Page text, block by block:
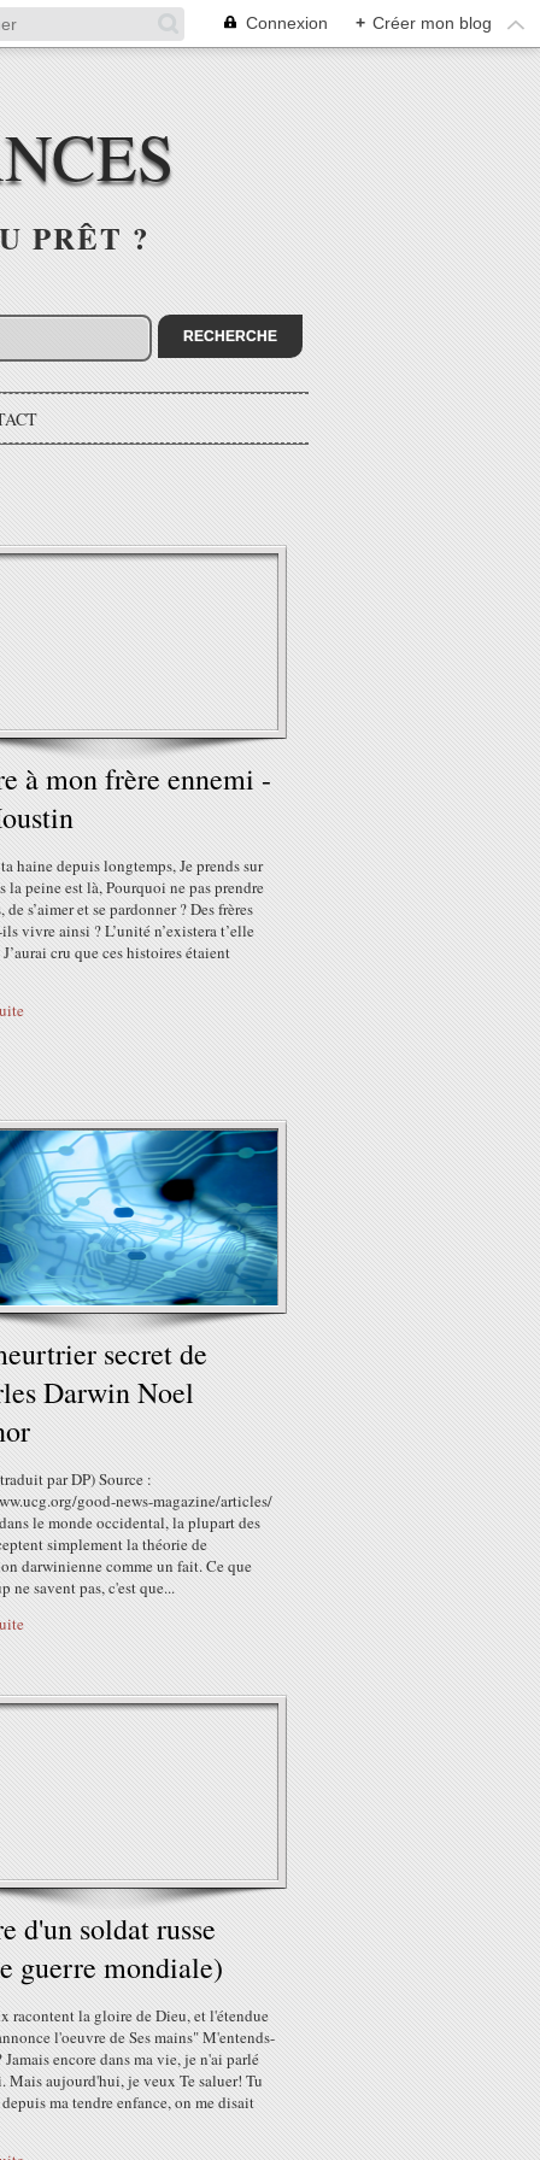
Connexion + Créer mon blog
PRÊT ?
à mon frère ennemi -
haine depuis longtemps, Je prends sur
la peine est là, Pourquoi ne pas prendre
de s’aimer et se pardonner ? Des frères
vivre ainsi ? L’unité n’existera t’elle
cru que ces histoires étaient
secret de
Darwin Noel
par DP) Source :
good-news-magazine/articles/
le monde occidental, la plupart des
simplement la théorie de
darwinienne comme un fait. Ce que
ne savent pas, c'est que...
d'un soldat russe
guerre mondiale)
racontent la gloire de Dieu, et l'étendue
l'oeuvre de Ses mains" M'entends-
encore dans ma vie, je n'ai parlé
Mais aujourd'hui, je veux Te saluer! Tu
ma tendre enfance, on me disait